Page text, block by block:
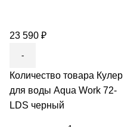
23 590 ₽
Количество товара Кулер
для воды Aqua Work 72-
LDS черный